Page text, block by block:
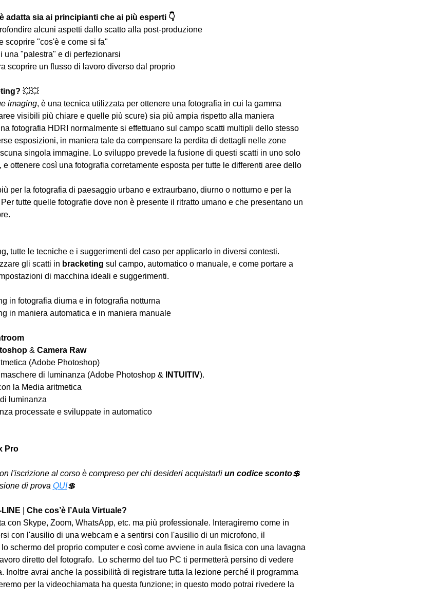
adatta sia ai principianti che ai più esperti 👇
alcuni aspetti dallo scatto alla post-produzione
scoprire "cos'è e come si fa"
una "palestra" e di perfezionarsi
scoprire un flusso di lavoro diverso dal proprio
💥💥
imaging, è una tecnica utilizzata per ottenere una fotografia in cui la gamma
visibili più chiare e quelle più scure) sia più ampia rispetto alla maniera
fotografia HDRI normalmente si effettuano sul campo scatti multipli dello stesso
esposizioni, in maniera tale da compensare la perdita di dettagli nelle zone
singola immagine. Lo sviluppo prevede la fusione di questi scatti in uno solo
ottenere così una fotografia corretamente esposta per tutte le differenti aree dello
per la fotografia di paesaggio urbano e extraurbano, diurno o notturno e per la
tutte quelle fotografie dove non è presente il ritratto umano e che presentano un
tutte le tecniche e i suggerimenti del caso per applicarlo in diversi contesti.
gli scatti in bracketing sul campo, automatico o manuale, e come portare a
di macchina ideali e suggerimenti.
in fotografia diurna e in fotografia notturna
in maniera automatica e in maniera manuale
& Camera Raw
(Adobe Photoshop)
di luminanza (Adobe Photoshop &
INTUITIV).
la Media aritmetica
luminanza
processate e sviluppate in automatico
Pro
l'iscrizione al corso è compreso per chi desideri acquistarli un codice sconto💲
di prova QUI💲
Che cos’è l’Aula Virtuale?
con Skype, Zoom, WhatsApp, etc. ma più professionale. Interagiremo come in
con l'ausilio di una webcam e a sentirsi con l'ausilio di un microfono, il
schermo del proprio computer e così come avviene in aula fisica con una lavagna
diretto del fotografo.  Lo schermo del tuo PC ti permetterà persino di vedere
Inoltre avrai anche la possibilità di registrare tutta la lezione perché il programma
per la videochiamata ha questa funzione; in questo modo potrai rivedere la